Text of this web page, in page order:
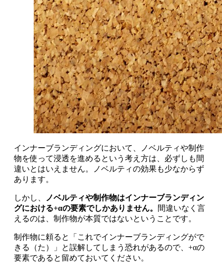
インナーブランディングにおいて、ノベルティや制作
物を使って浸透を進めるという考え方は、必ずしも間
違いとはいえません。ノベルティの効果も少なからず
あります。
しかし、
ノベルティや制作物はインナーブランディン
グにおける+αの要素でしかありません。
間違いなく言
えるのは、制作物が本質ではないということです。
制作物に頼ると「これでインナーブランディングがで
きる（た）」と誤解してしまう恐れがあるので、+αの
要素であると留めておいてください。